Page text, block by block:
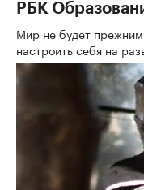
РБК
Мир не будет
настроить себя на